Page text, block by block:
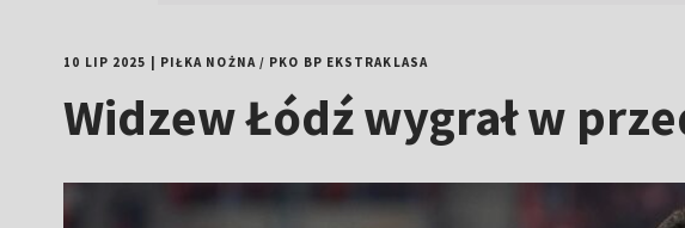
10 LIP 2025 PIŁKA NOŻNA/ PKO BP EKSTRAKLASA
Widzew Łódź wygrał w